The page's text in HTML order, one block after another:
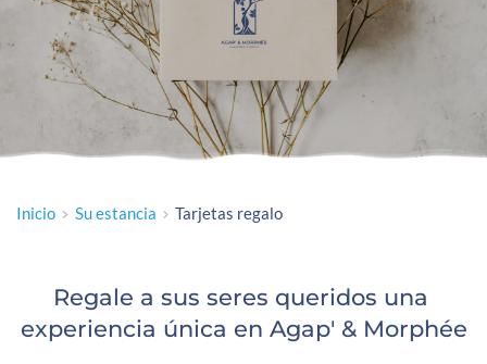
Inicio Su estancia Tarjetas regalo
Regale a sus seres queridos una
experiencia única en Agap' & Morphée